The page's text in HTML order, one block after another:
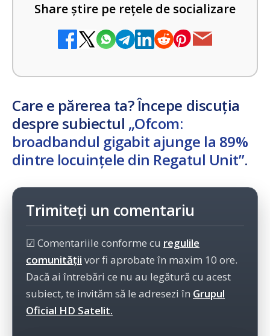
Share știre pe rețele de socializare
Care e părerea ta? Începe discuția
despre subiectul „Ofcom:
broadbandul gigabit ajunge la 89%
dintre locuințele din Regatul Unit”.
Trimiteți un comentariu
☑ Comentariile conforme cu regulile
comunității vor fi aprobate în maxim 10 ore.
Dacă ai întrebări ce nu au legătură cu acest
subiect, te invităm să le adresezi în Grupul
Oficial HD Satelit.